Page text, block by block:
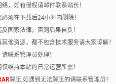
，如有侵权请邮件联系站长！
须在下载后24小时内删除！
国家法律。否则后果自负！
他资源，都不包含技术服务请大家谅解！
联系管理员处理！
维持本站的日常运营所需！
解压,如遇到无法解压的请联系管理员！